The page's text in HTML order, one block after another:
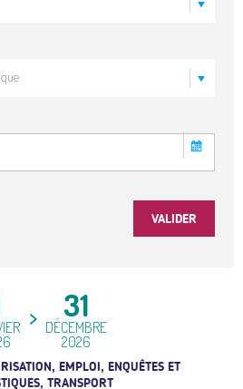
31
DÉCEMBRE
2026
EMPLOI, ENQUÊTES ET
TRANSPORT